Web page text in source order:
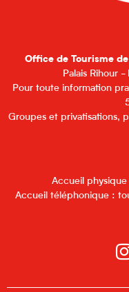
Office de Tourisme
Palais Rihour
Pour toute information
Groupes et privatisations,
Accueil
Accueil téléphonique :